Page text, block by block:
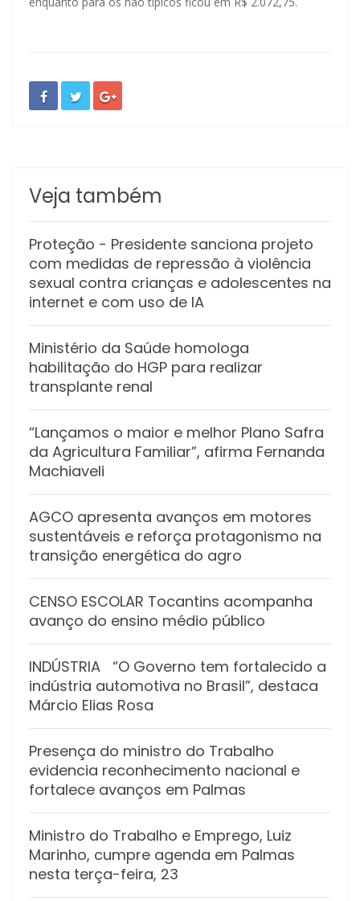
Veja também
Proteção - Presidente sanciona projeto
com medidas de repressão à violência
sexual contra crianças e adolescentes na
internet e com uso de IA
Ministério da Saúde homologa
habilitação do HGP para realizar
transplante renal
“Lançamos o maior e melhor Plano Safra
da Agricultura Familiar”, afirma Fernanda
Machiaveli
AGCO apresenta avanços em motores
sustentáveis e reforça protagonismo na
transição energética do agro
CENSO ESCOLAR Tocantins acompanha
avanço do ensino médio público
INDÚSTRIA “O Governo tem fortalecido a
indústria automotiva no Brasil”, destaca
Márcio Elias Rosa
Presença do ministro do Trabalho
evidencia reconhecimento nacional e
fortalece avanços em Palmas
Ministro do Trabalho e Emprego, Luiz
Marinho, cumpre agenda em Palmas
nesta terça-feira, 23